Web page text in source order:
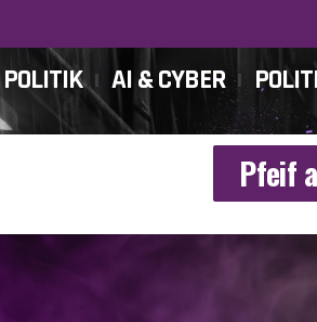
POLITIK AI & CYBER
Pfeif